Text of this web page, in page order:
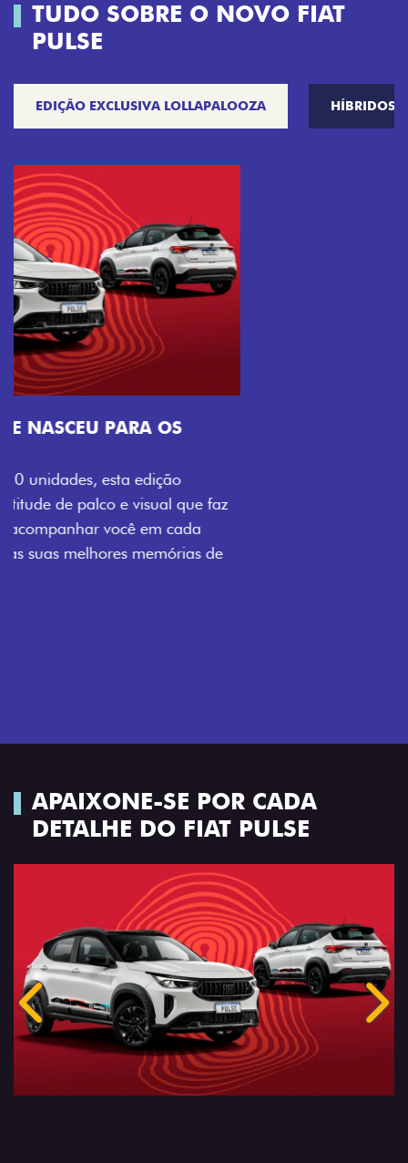
TUDO SOBRE O NOVO FIAT
PULSE
EDIÇÃO EXCLUSIVA LOLLAPALOOZA HÍBRIDOS
VISUAL COM ENERGIA LOLLABR
festival: série numerada, adesivo lateral LollaBR e a
soleira temática que reforçam a exclusividade,
enquanto os detalhes escurecidos, o teto bicolor e as
rodas de liga-leve aro 16” em preto brilhante
Previous
Next
Próximo
APAIXONE-SE POR CADA
DETALHE DO FIAT PULSE
Anterior